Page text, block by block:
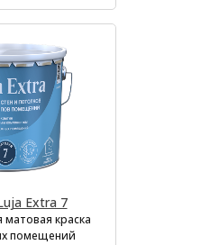
Extra 7
матовая краска
помещений